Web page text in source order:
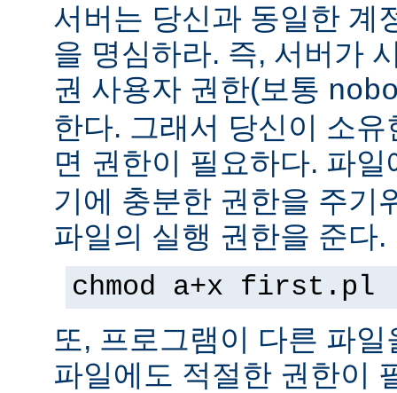
서버는 당신과 동일한 계
을 명심하라. 즉, 서버가
권 사용자 권한(보통
한다. 그래서 당신이 소
면 권한이 필요하다. 파
기에 충분한 권한을 주기
파일의 실행 권한을 준다.
chmod a+x first.pl
또, 프로그램이 다른 파
파일에도 적절한 권한이